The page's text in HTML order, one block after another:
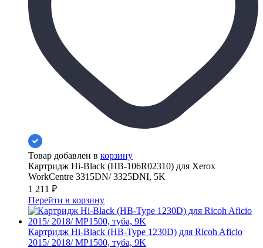
Товар добавлен в корзину
Картридж Hi-Black (HB-106R02310) для Xerox
WorkCentre 3315DN/ 3325DNI, 5K
1 211 ₽
Перейти в корзину
Картридж Hi-Black (HB-Type 1230D) для Ricoh Aficio
2015/ 2018/ MP1500, туба, 9K